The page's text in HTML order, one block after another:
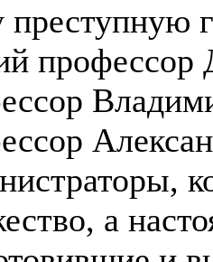
преступную
а